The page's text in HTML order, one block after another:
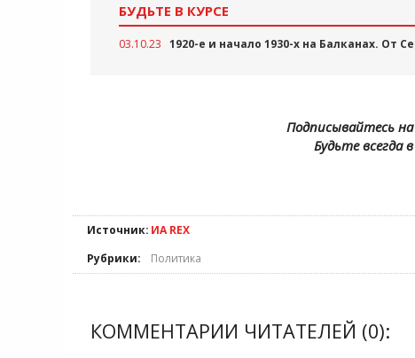
БУДЬТЕ В КУРСЕ
03.10.23 1920-е и начало 1930-х на Балканах. От
Подписывайтесь
Будьте всегда
Источник: ИА REX
Рубрики:
Политика
КОММЕНТАРИИ ЧИТАТЕЛЕЙ (0):